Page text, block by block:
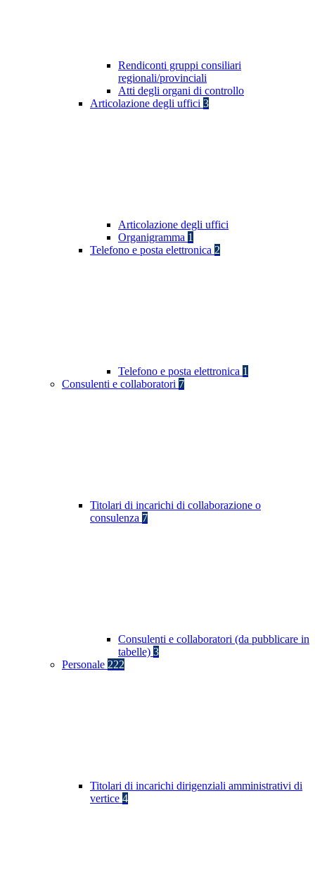
Rendiconti gruppi consiliari
regionali/provinciali
Atti degli organi di controllo
Articolazione degli uffici 3
Articolazione degli uffici
Organigramma 1
Telefono e posta elettronica 2
Telefono e posta elettronica 1
Consulenti e collaboratori 7
Titolari di incarichi di collaborazione o
consulenza 7
Consulenti e collaboratori (da pubblicare in
tabelle) 3
Personale 222
Titolari di incarichi dirigenziali amministrativi di
vertice 4